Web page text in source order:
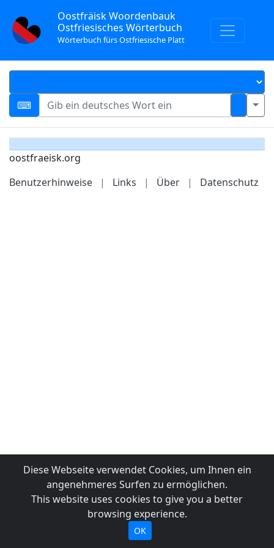
Oostfräisk Woordenbauk
Ostfriesisches Wörterbuch
Wörterbuch fürs Ostfriesische Platt
oostfraeisk.org
Benutzerhinweise
| Links | Über | Datenschutz
Diese Webseite verwendet Cookies, um Ihnen ein
angenehmeres Surfen zu ermöglichen.
This website uses cookies to give you a better
browsing experience.
OK